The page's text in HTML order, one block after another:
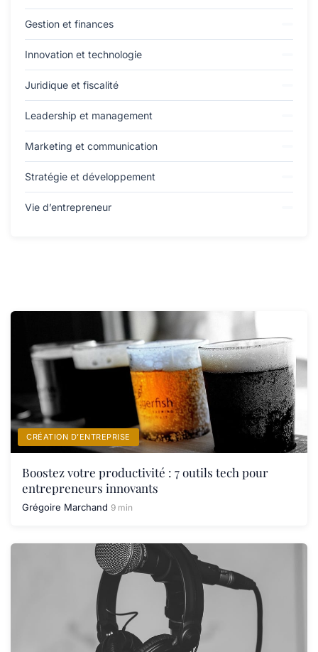
Gestion et finances
Innovation et technologie
Juridique et fiscalité
Leadership et management
Marketing et communication
Stratégie et développement
Vie d’entrepreneur
CRÉATION D’ENTREPRISE
Boostez votre productivité : 7 outils tech pour
entrepreneurs innovants
Grégoire Marchand 9 min